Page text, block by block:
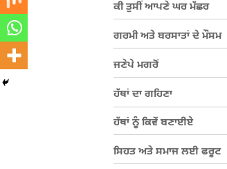
ਕੀ ਤੁਸੀਂ ਆਪਣੇ ਘਰ ਮੱਛਰ
ਗਰਮੀ ਅਤੇ ਬਰਸਾਤਾਂ ਦੇ ਮੌਸਮ
ਜਣੇਪੇ ਮਗਰੋਂ
ਹੱਥਾਂ ਦਾ ਗਹਿਣਾ
ਹੱਥਾਂ ਨੂੰ ਕਿਵੇਂ ਬਣਾਈਏ
ਸਿਹਤ ਅਤੇ ਸਮਾਜ ਲਈ ਫਰੂਟ